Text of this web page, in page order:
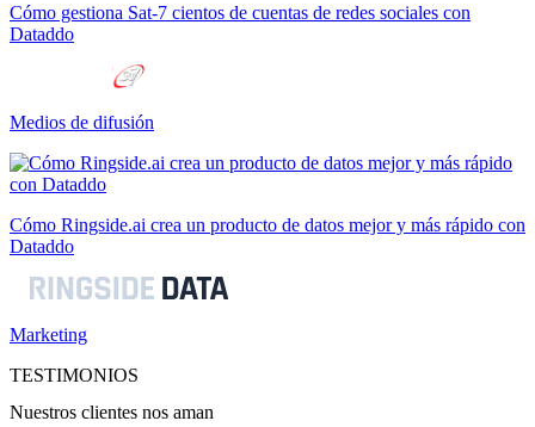
Cómo gestiona Sat-7 cientos de cuentas de redes sociales con
Dataddo
Medios de difusión
Cómo Ringside.ai crea un producto de datos mejor y más rápido con
Dataddo
Marketing
TESTIMONIOS
Nuestros clientes nos aman